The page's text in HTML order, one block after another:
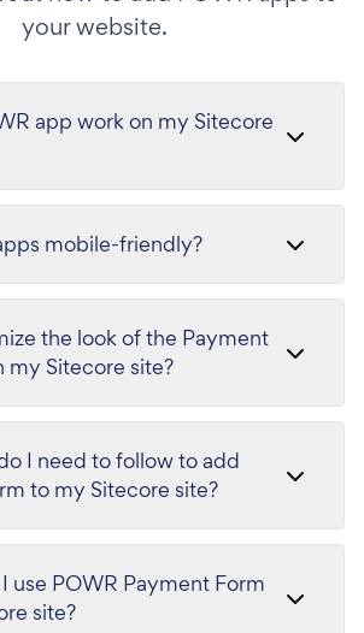
your website.
app work on my Sitecore
mobile-friendly?
the look of the Payment
my Sitecore site?
I need to follow to add
to my Sitecore site?
use POWR Payment Form
site?